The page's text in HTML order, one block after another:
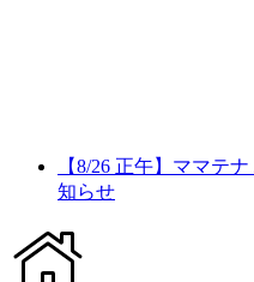
【8/26 正午】ママテ
知らせ